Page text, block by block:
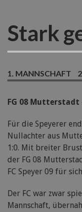
Stark
1. MANNSCHAFT
FG 08 Mutterstadt
Für die Speyerer
Nullachter aus
1:0. Mit breiter
der FG 08
FC Speyer 09 für
Der FC war zwar
Mannschaft,